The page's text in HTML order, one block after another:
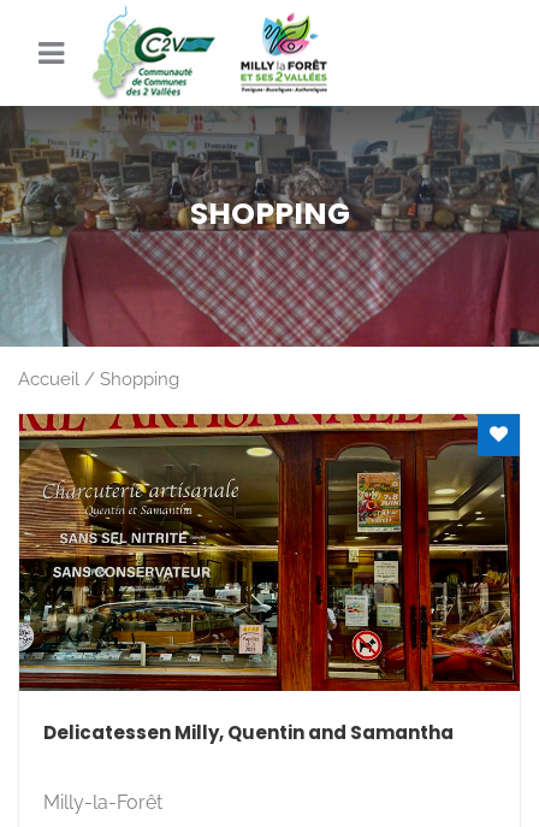
SHOPPING
Accueil Shopping
Delicatessen Milly, Quentin and Samantha
Milly-la-Forêt